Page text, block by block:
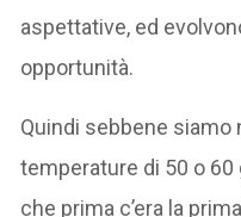
aspettative, ed
opportunità.
Quindi sebbene siamo
temperature di 50 o
che prima c’era la